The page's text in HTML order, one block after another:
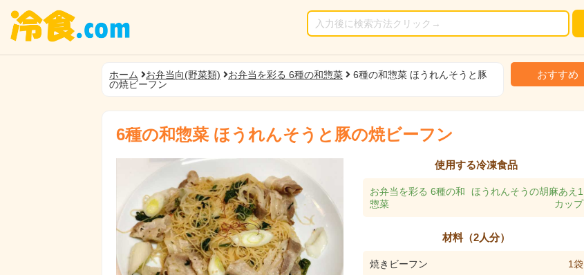
ホーム お弁当向(野菜類) お弁当を彩る 6種の和惣菜
6種の和惣菜 ほうれんそうと豚
の焼ビーフン
おすすめ
6種の和惣菜 ほうれんそうと豚の焼ビーフン
使用する冷凍食品
お弁当を彩る 6種の和
惣菜
ほうれんそうの胡麻あえ1
カップ
材料（2人分）
焼きビーフン 1袋